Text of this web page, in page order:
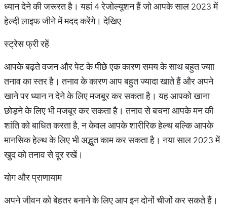
ध्यान देने की जरूरत है। यहां 4 रेजोल्यूशन हैं जो आपके साल 2023 में
हेल्दी लाइफ जीने में मदद करेंगे। देखिए-
स्ट्रेस फ्री रहें
आपके बढ़ते वजन और पेट के पीछे एक कारण समय के साथ बहुत ज्याा
तनाव का स्तर है। तनाव के कारण आप बहुत ज्यादा खाते हैं और अपने
खाने पर ध्यान न देने के लिए मजबूर कर सकता है। यह आपको खाना
छोड़ने के लिए भी मजबूर कर सकता है। तनाव से बचना आपके मन की
शांति को बाधित करता है, न केवल आपके शारीरिक हेल्थ बल्कि आपके
मानसिक हेल्थ के लिए भी अद्भुत काम कर सकता है। नया साल 2023 में
खुद को तनाव से दूर रखें।
योग और प्राणायाम
अपने जीवन को बेहतर बनाने के लिए आप इन दोनों चीजों कर सकते हैं।